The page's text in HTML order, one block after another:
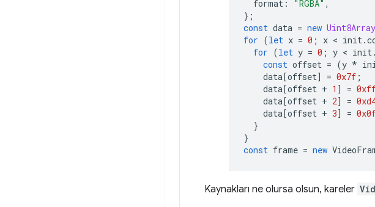
format : "RGBA" ,
};
const data = new Uint8Array
for (let x = 0 ; x < init.
for (let y = 0 ; y < init.
const offset = (y *
data[offset] = 0x7f ;
data[offset + 1 ] =
data[offset + 2] =
data[offset + 3] =
}
}
const frame = new
Kaynakları ne olursa olsun, kareler